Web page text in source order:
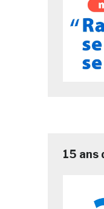
15 ans